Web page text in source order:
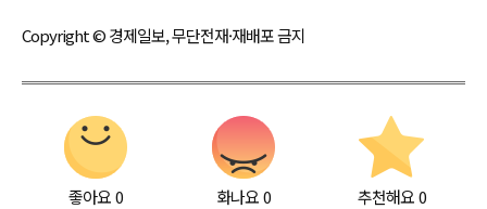
Copyright © 경제일보, 무단전재·재배포 금지
좋아요0 화나요0 추천해요 0